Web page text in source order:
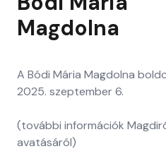
Magdolna
A Bódi Mária Magdolna
2025. szeptember 6.
(további információk
avatásáról)